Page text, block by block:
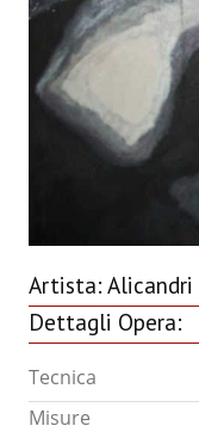
ANNUARIO 2026
CHI SIAMO
CONTATTI
Artista: Alicandri
Dettagli Opera:
Tecnica
Misure